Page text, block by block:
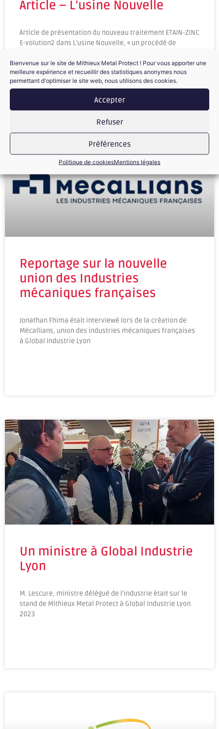
Bienvenue sur le site de Mithieux Metal Protect ! Pour vous apporter une
meilleure expérience et recueillir des statistiques anonymes nous
permettant d'optimiser le site web, nous utilisons des cookies.
Accepter
Refuser
Préférences
Politique de cookiesMentions légales
Article – L’usine Nouvelle
Article de présentation du nouveau traitement ETAIN-ZINC
E-volution2 dans L’usine Nouvelle, « un procédé de
Reportage sur la nouvelle
union des Industries
mécaniques françaises
Jonathan Fhima était interviewé lors de la création de
Mécallians, union des industries mécaniques françaises
à Global Industrie Lyon
Un ministre à Global Industrie
Lyon
M. Lescure, ministre délégué de l’industrie était sur le
stand de Mithieux Metal Protect à Global Industrie Lyon
2023